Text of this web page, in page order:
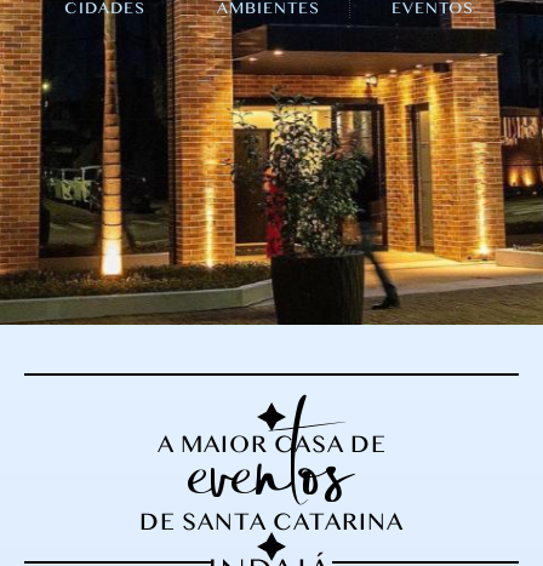
CIDADES AMBIENTES EVENTOS
A MAIOR CASA DE
eventos
DE SANTA CATARINA